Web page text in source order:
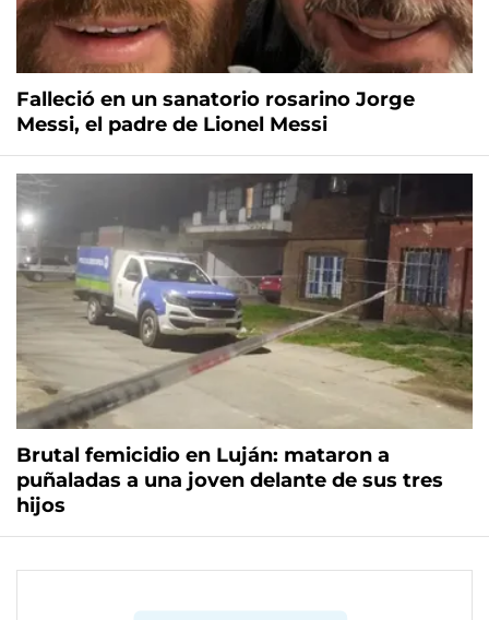
Falleció en un sanatorio rosarino Jorge
Messi, el padre de Lionel Messi
Brutal femicidio en Luján: mataron a
puñaladas a una joven delante de sus tres
hijos